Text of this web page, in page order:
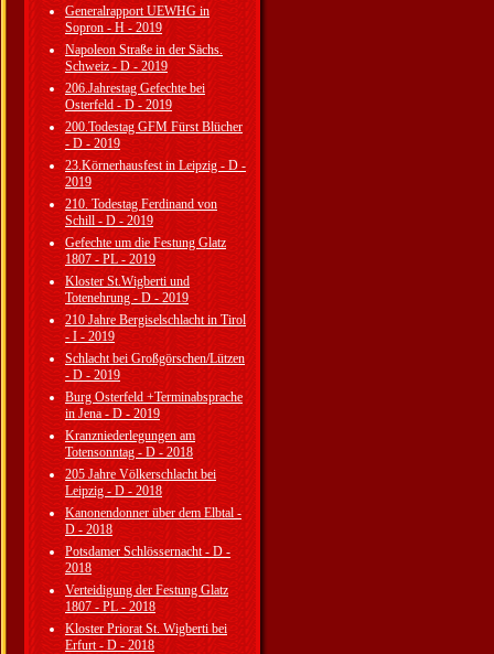
Generalrapport UEWHG in
Sopron - H - 2019
Napoleon Straße in der Sächs.
Schweiz - D - 2019
206.Jahrestag Gefechte bei
Osterfeld - D - 2019
200.Todestag GFM Fürst Blücher
- D - 2019
23.Körnerhausfest in Leipzig - D -
2019
210. Todestag Ferdinand von
Schill - D - 2019
Gefechte um die Festung Glatz
1807 - PL - 2019
Kloster St.Wigberti und
Totenehrung - D - 2019
210 Jahre Bergiselschlacht in Tirol
- I - 2019
Schlacht bei Großgörschen/Lützen
- D - 2019
Burg Osterfeld +Terminabsprache
in Jena - D - 2019
Kranzniederlegungen am
Totensonntag - D - 2018
205 Jahre Völkerschlacht bei
Leipzig - D - 2018
Kanonendonner über dem Elbtal -
D - 2018
Potsdamer Schlössernacht - D -
2018
Verteidigung der Festung Glatz
1807 - PL - 2018
Kloster Priorat St. Wigberti bei
Erfurt - D - 2018